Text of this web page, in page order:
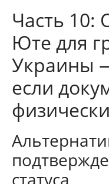
Часть 10:
Юте для
Украины
если
физически
статуса